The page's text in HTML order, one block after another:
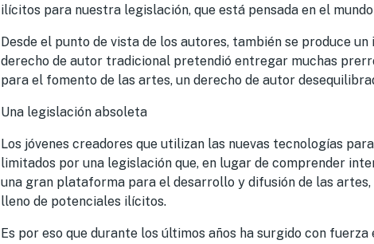
ilícitos para nuestra legislación, que está pensada en el
Desde el punto de vista de los autores, también se produce
derecho de autor tradicional pretendió entregar muchas
para el fomento de las artes, un derecho de autor
Una legislación absoleta
Los jóvenes creadores que utilizan las nuevas tecnologías
limitados por una legislación que, en lugar de comprender
una gran plataforma para el desarrollo y difusión de las
lleno de potenciales ilícitos.
Es por eso que durante los últimos años ha surgido con